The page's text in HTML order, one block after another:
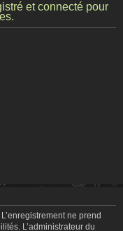
et connecté pour
ne prend
L’administrateur du